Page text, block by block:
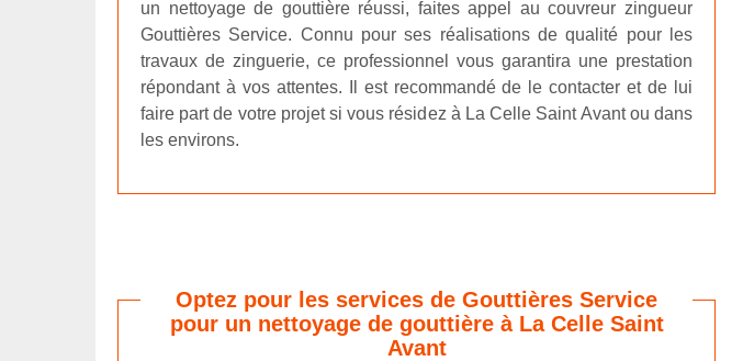
un nettoyage de gouttière réussi, faites appel au couvreur zingueur
Gouttières Service. Connu pour ses réalisations de qualité pour les
travaux de zinguerie, ce professionnel vous garantira une prestation
répondant à vos attentes. Il est recommandé de le contacter et de lui
faire part de votre projet si vous résidez à La Celle Saint Avant ou dans
les environs.
Optez pour les services de Gouttières Service
pour un nettoyage de gouttière à La Celle Saint
Avant